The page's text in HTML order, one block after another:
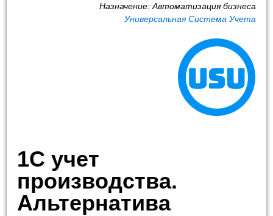
Назначение: Автоматизация бизнеса
Универсальная Система Учета
1С учет
производства.
Альтернатива